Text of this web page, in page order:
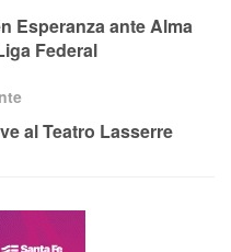
Esperanza ante Alma
Federal
al Teatro Lasserre